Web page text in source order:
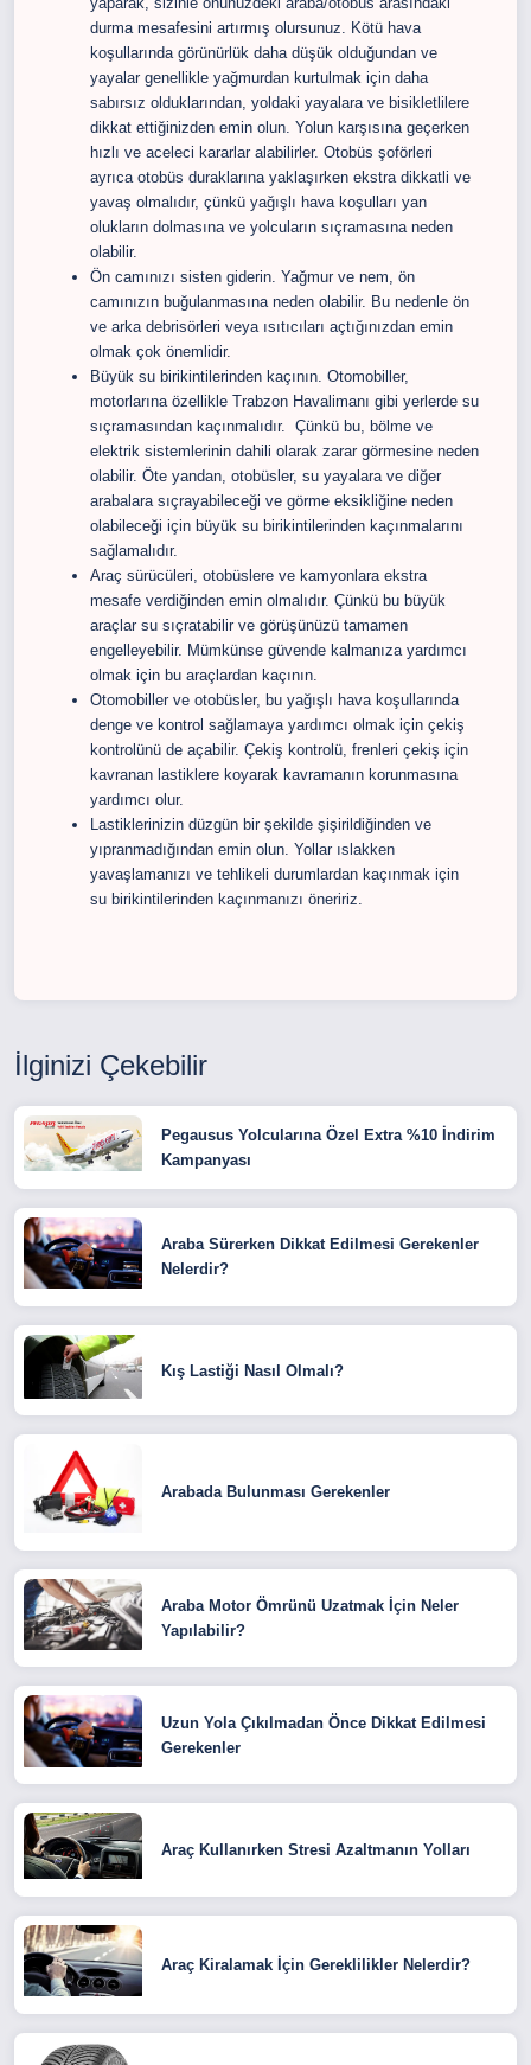
durma mesafesini artırmış olursunuz. Kötü hava
koşullarında görünürlük daha düşük olduğundan ve
yayalar genellikle yağmurdan kurtulmak için daha
sabırsız olduklarından, yoldaki yayalara ve bisikletlilere
dikkat ettiğinizden emin olun. Yolun karşısına geçerken
hızlı ve aceleci kararlar alabilirler. Otobüs şoförleri
ayrıca otobüs duraklarına yaklaşırken ekstra dikkatli ve
yavaş olmalıdır, çünkü yağışlı hava koşulları yan
olukların dolmasına ve yolcuların sıçramasına neden
olabilir.
Ön camınızı sisten giderin. Yağmur ve nem, ön
camınızın buğulanmasına neden olabilir. Bu nedenle ön
ve arka debrisörleri veya ısıtıcıları açtığınızdan emin
olmak çok önemlidir.
Büyük su birikintilerinden kaçının. Otomobiller,
motorlarına özellikle Trabzon Havalimanı gibi yerlerde su
sıçramasından kaçınmalıdır. Çünkü bu, bölme ve
elektrik sistemlerinin dahili olarak zarar görmesine neden
olabilir. Öte yandan, otobüsler, su yayalara ve diğer
arabalara sıçrayabileceği ve görme eksikliğine neden
olabileceği için büyük su birikintilerinden kaçınmalarını
sağlamalıdır.
Araç sürücüleri, otobüslere ve kamyonlara ekstra
mesafe verdiğinden emin olmalıdır. Çünkü bu büyük
araçlar su sıçratabilir ve görüşünüzü tamamen
engelleyebilir. Mümkünse güvende kalmanıza yardımcı
olmak için bu araçlardan kaçının.
Otomobiller ve otobüsler, bu yağışlı hava koşullarında
denge ve kontrol sağlamaya yardımcı olmak için çekiş
kontrolünü de açabilir. Çekiş kontrolü, frenleri çekiş için
kavranan lastiklere koyarak kavramanın korunmasına
yardımcı olur.
Lastiklerinizin düzgün bir şekilde şişirildiğinden ve
yıpranmadığından emin olun. Yollar ıslakken
yavaşlamanızı ve tehlikeli durumlardan kaçınmak için
su birikintilerinden kaçınmanızı öneririz.
İlginizi Çekebilir
Pegausus Yolcularına Özel Extra %10 İndirim
Kampanyası
Araba Sürerken Dikkat Edilmesi Gerekenler
Nelerdir?
Kış Lastiği Nasıl Olmalı?
Arabada Bulunması Gerekenler
Araba Motor Ömrünü Uzatmak İçin Neler
Yapılabilir?
Uzun Yola Çıkılmadan Önce Dikkat Edilmesi
Gerekenler
Araç Kullanırken Stresi Azaltmanın Yolları
Araç Kiralamak İçin Gereklilikler Nelerdir?